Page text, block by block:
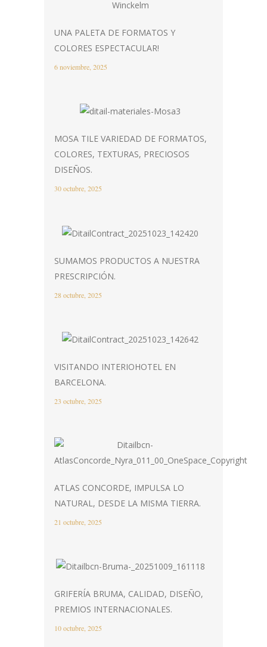
UNA PALETA DE FORMATOS Y
COLORES ESPECTACULAR!
6 noviembre, 2025
MOSA TILE VARIEDAD DE FORMATOS,
COLORES, TEXTURAS, PRECIOSOS
DISEÑOS.
30 octubre, 2025
SUMAMOS PRODUCTOS A NUESTRA
PRESCRIPCIÓN.
28 octubre, 2025
VISITANDO INTERIOHOTEL EN
BARCELONA.
23 octubre, 2025
ATLAS CONCORDE, IMPULSA LO
NATURAL, DESDE LA MISMA TIERRA.
21 octubre, 2025
GRIFERÍA BRUMA, CALIDAD, DISEÑO,
PREMIOS INTERNACIONALES.
10 octubre, 2025